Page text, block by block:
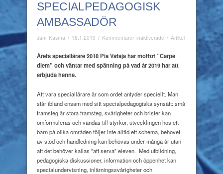
SPECIALPEDAGOGISK
AMBASSADÖR
Jani Käsmä / 16.1.2019 / Kommentarer inaktiverade för
specialpedagogisk
ambassadör
/ Artikel
Årets speciallärare 2018 Pia Vataja har mottot ”Carpe
diem” och väntar med spänning på vad år 2019 har att
erbjuda henne.
Att vara speciallärare är som ordet antyder speciellt. Man
står ibland ensam med sitt specialpedagogiska synsätt: små
framsteg är stora framsteg, svårigheter och brister kan
omformuleras och vändas till styrkor, utvecklingen hos ett
barn på olika områden följer inte alltid ett schema, behovet
av stöd och handledning kan behövas under många år utan
att det behöver kallas ”att serva” eleven. Med utbildning,
pedagogiska diskussioner, information och öppenhet kan
specialundervisning, inlärningssvårigheter och